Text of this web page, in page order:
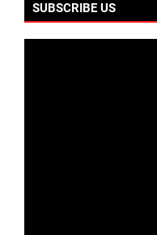
SUBSCRIBE US